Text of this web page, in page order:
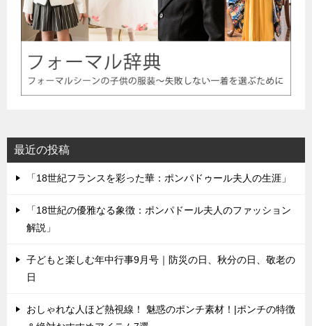
最近の投稿
「18世紀フランスを彩った華：ポンパドゥール夫人の生涯」
「18世紀の優雅なる象徴：ポンパドール夫人のファッション
解説」
子どもと楽しむ年中行事9月号｜防災の日、秋分の日、敬老の
日
おしゃれな人ほど熱視線！ 魅惑のポンチ素材！|ポンチの特徴